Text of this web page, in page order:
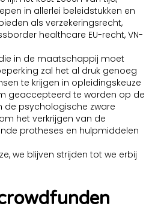
in allerlei beleidstukken en
als verzekeringsrecht,
healthcare EU-recht, VN-
in de maatschappij moet
zal het al druk genoeg
te krijgen in opleidingskeuze
geaccepteerd te worden op de
de psychologische zware
het verkrijgen van de
protheses en hulpmiddelen
we blijven strijden tot we erbij